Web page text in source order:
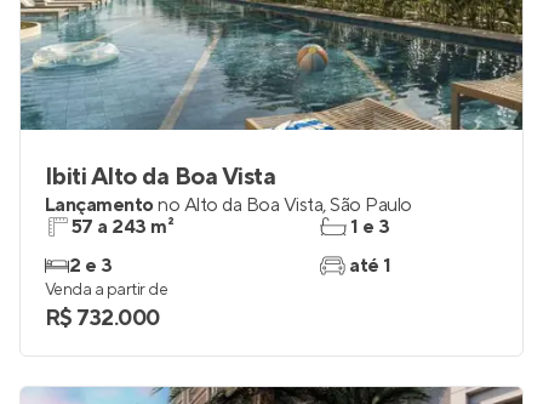
Ibiti Alto da Boa Vista
Lançamentono Alto da Boa Vista,São Paulo
57 a 243 m²
2 e 3
1 e 3
até 1
Venda a partir de
R$ 732.000